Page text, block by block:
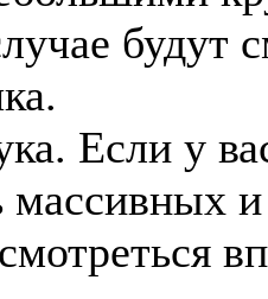
будут
Если у
массивных